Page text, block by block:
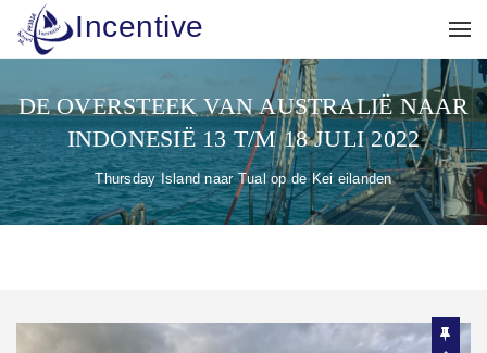
Incentive
DE OVERSTEEK VAN AUSTRALIË NAAR
INDONESIË 13 T/M 18 JULI 2022
Thursday Island naar Tual op de Kei eilanden